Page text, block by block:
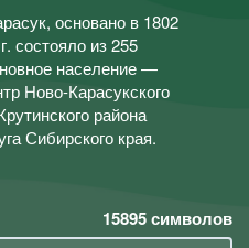
основано в 1802
состояло из 255
население —
Ново-Карасукского
района
Сибирского края.
15895символов